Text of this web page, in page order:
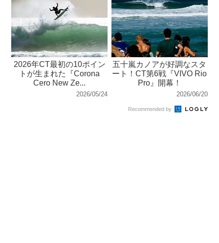
2026年CT最初の10ポイン
トが生まれた『Corona
Cero New Ze...
2026/05/24
五十嵐カノアが好調なスタ
ート！CT第6戦『VIVO Rio
Pro』開幕！
2026/06/20
Recommended by